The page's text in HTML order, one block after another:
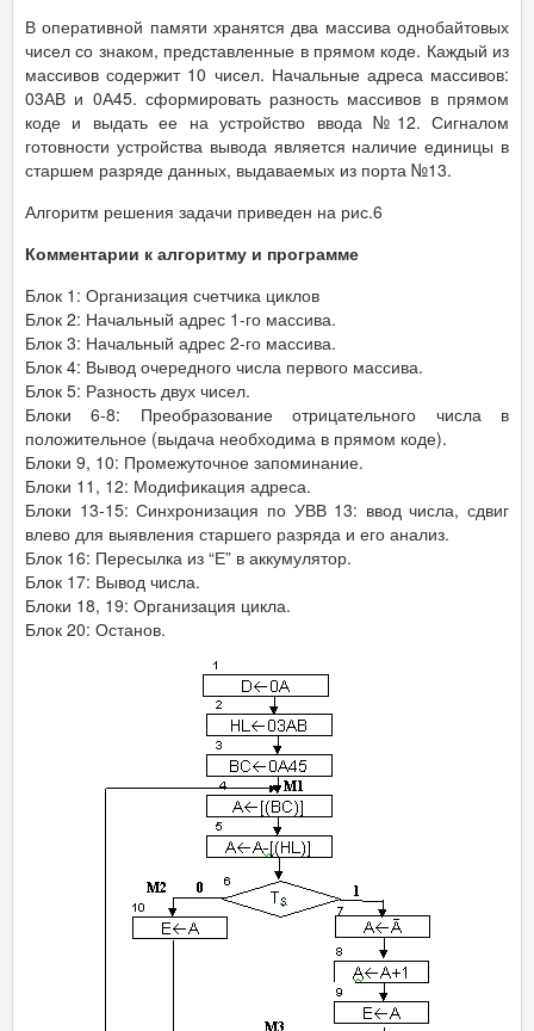
В оперативной памяти хранятся два массива однобайтовых
чисел со знаком, представленные в прямом коде. Каждый из
массивов содержит 10 чисел. Начальные адреса массивов:
03АВ и 0А45. сформировать разность массивов в прямом
коде и выдать ее на устройство ввода №12. Сигналом
готовности устройства вывода является наличие единицы в
старшем разряде данных, выдаваемых из порта №13.
Алгоритм решения задачи приведен на рис.6
Комментарии к алгоритму и программе
Блок 1: Организация счетчика циклов
Блок 2: Начальный адрес 1-го массива.
Блок 3: Начальный адрес 2-го массива.
Блок 4: Вывод очередного числа первого массива.
Блок 5: Разность двух чисел.
Блоки 6-8: Преобразование отрицательного числа в
положительное (выдача необходима в прямом коде).
Блоки 9, 10: Промежуточное запоминание.
Блоки 11, 12: Модификация адреса.
Блоки 13-15: Синхронизация по УВВ 13: ввод числа, сдвиг
влево для выявления старшего разряда и его анализ.
Блок 16: Пересылка из “Е” в аккумулятор.
Блок 17: Вывод числа.
Блоки 18, 19: Организация цикла.
Блок 20: Останов.